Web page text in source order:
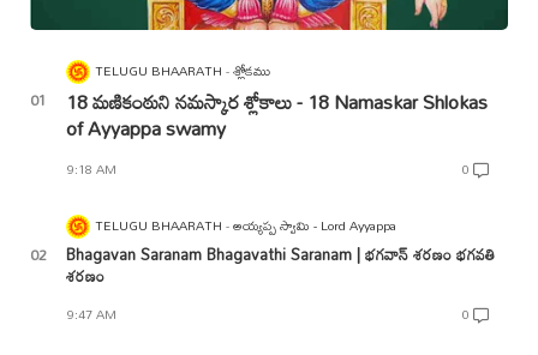
TELUGU BHAARATH శ్లోకము
18 మణికంఠుని నమస్కార శ్లోకాలు - 18 Namaskar Shlokas
of Ayyappa swamy
9:18 AM 0
TELUGU BHAARATH అయ్యప్ప స్వామి - Lord Ayyappa
Bhagavan Saranam Bhagavathi Saranam | భగవాన్ శరణం భగవతి
శరణం
9:47 AM 0